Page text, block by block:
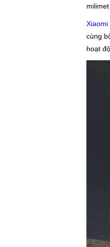
Xiaomi
cùng
hoạt